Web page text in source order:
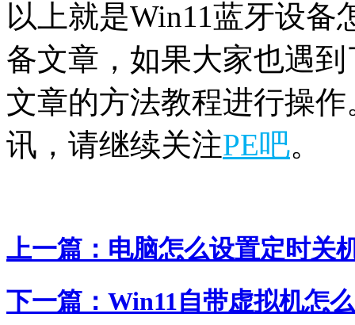
以上就是Win11蓝牙设备
备文章，如果大家也遇
文章的方法教程进行操
讯，请继续关注PE吧。
上一篇： 电脑怎么设置定时关
下一篇： Win11自带虚拟机怎